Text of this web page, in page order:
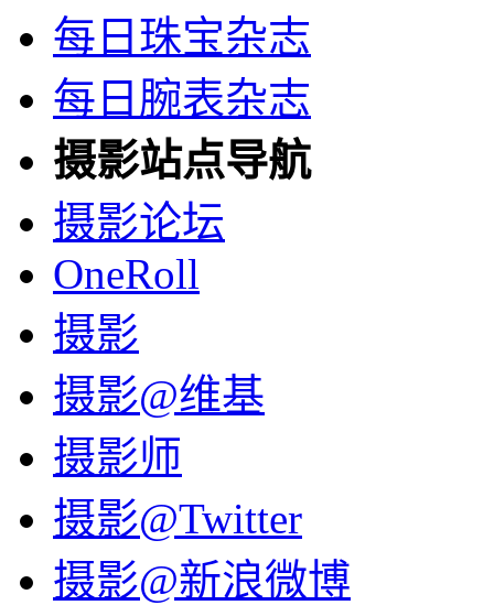
每日珠宝杂志
每日腕表杂志
摄影站点导航
摄影论坛
OneRoll
摄影
摄影@维基
摄影师
摄影@Twitter
摄影@新浪微博